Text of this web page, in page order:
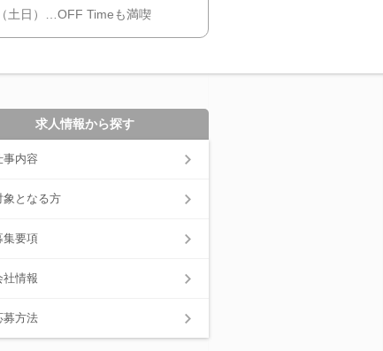
土日）…OFF Timeも満喫
求人情報から探す
事内容
象となる方
集要項
社情報
募方法